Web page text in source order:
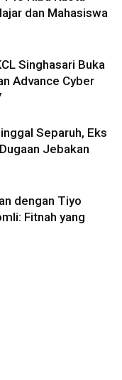
dan Mahasiswa
Singhasari Buka
Advance Cyber
Separuh, Eks
Jebakan
dengan Tiyo
Fitnah yang